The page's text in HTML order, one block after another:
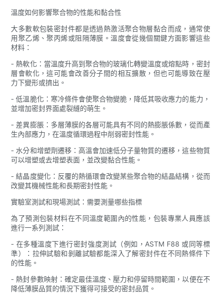
溫度如何影響聚合物的性能和黏合性
大多數軟包裝密封件都是透過熱激活聚合物層黏合而成，通常使
用聚乙烯、聚丙烯或阻隔薄膜。溫度會從幾個關鍵方面影響這些
材料：
- 熱軟化：當溫度升高到聚合物的玻璃化轉變溫度或熔點時，密封
層會軟化，這可能會改善分子間的相互擴散，但也可能導致在壓
力下變形或擠出。
- 低溫脆化：寒冷條件會使聚合物變脆，降低其吸收應力的能力，
並增加密封界面處裂縫的萌生。
- 差異膨脹：多層薄膜的各層可能具有不同的熱膨脹係數，從而產
生內部應力，在溫度循環過程中削弱密封性能。
- 水分和增塑劑遷移：高溫會加速低分子量物質的遷移，這些物質
可以增塑或去增塑表面，並改變黏合性能。
- 結晶度變化：反覆的熱循環會改變某些聚合物的結晶結構，從而
改變其機械性能和長期密封性能。
實驗室測試和現場測試：需要測量哪些指標
為了預測包裝材料在不同溫度範圍內的性能，包裝專業人員應該
進行一系列測試：
- 在多種溫度下進行密封強度測試（例如，ASTM F88 或同等標
準）：拉伸試驗和剝離試驗都能深入了解密封件在不同熱條件下
的性能。
- 熱封參數映射：確定最佳溫度、壓力和停留時間範圍，以便在不
降低薄膜品質的情況下獲得可接受的密封品質。